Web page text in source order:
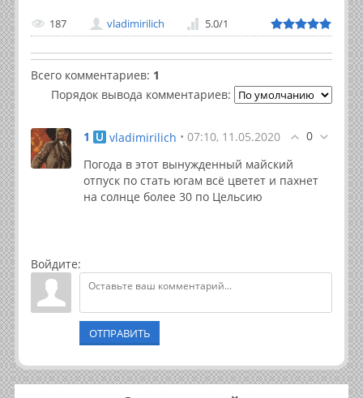
187 vladimirilich 5.0/1
Всего комментариев: 1
Порядок вывода комментариев:
0
1 vladimirilich • 07:10, 11.05.2020
Погода в этот вынужденный майский
отпуск по стать югам всё цветет и пахнет
на солнце более 30 по Цельсию
Войдите:
ОТПРАВИТЬ